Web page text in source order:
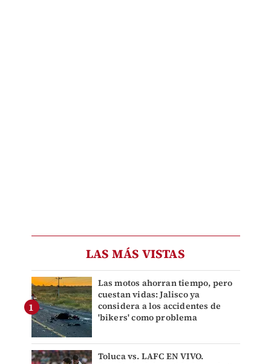
LAS MÁS VISTAS
Las motos ahorran tiempo, pero
cuestan vidas: Jalisco ya
considera a los accidentes de
'bikers' como problema
Toluca vs. LAFC EN VIVO.